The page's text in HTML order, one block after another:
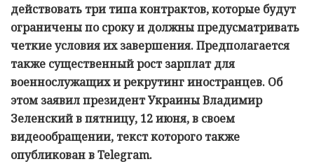
действовать три типа контрактов, которые будут
ограничены по сроку и должны предусматривать
четкие условия их завершения. Предполагается
также существенный рост зарплат для
военнослужащих и рекрутинг иностранцев. Об
этом заявил президент Украины Владимир
Зеленский в пятницу, 12 июня, в своем
видеообращении, текст которого также
опубликован в Telegram.